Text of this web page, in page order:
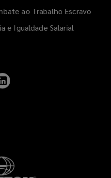
ao Trabalho Escravo
e Igualdade Salarial